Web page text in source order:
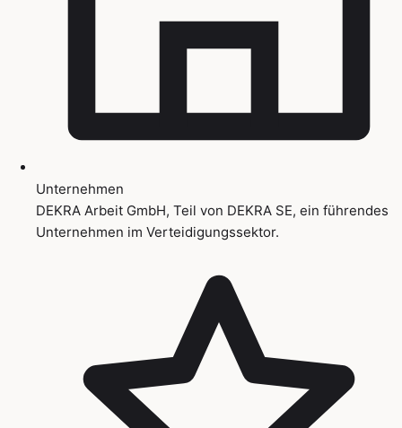
Unternehmen
DEKRA Arbeit GmbH, Teil von DEKRA SE, ein führendes
Unternehmen im Verteidigungssektor.